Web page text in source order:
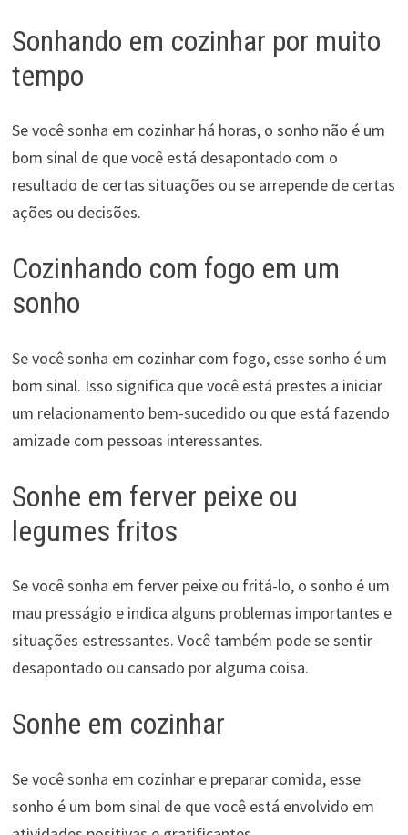
Sonhando em cozinhar por muito
tempo
Se você sonha em cozinhar há horas, o sonho não é um
bom sinal de que você está desapontado com o
resultado de certas situações ou se arrepende de certas
ações ou decisões.
Cozinhando com fogo em um
sonho
Se você sonha em cozinhar com fogo, esse sonho é um
bom sinal. Isso significa que você está prestes a iniciar
um relacionamento bem-sucedido ou que está fazendo
amizade com pessoas interessantes.
Sonhe em ferver peixe ou
legumes fritos
Se você sonha em ferver peixe ou fritá-lo, o sonho é um
mau presságio e indica alguns problemas importantes e
situações estressantes. Você também pode se sentir
desapontado ou cansado por alguma coisa.
Sonhe em cozinhar
Se você sonha em cozinhar e preparar comida, esse
sonho é um bom sinal de que você está envolvido em